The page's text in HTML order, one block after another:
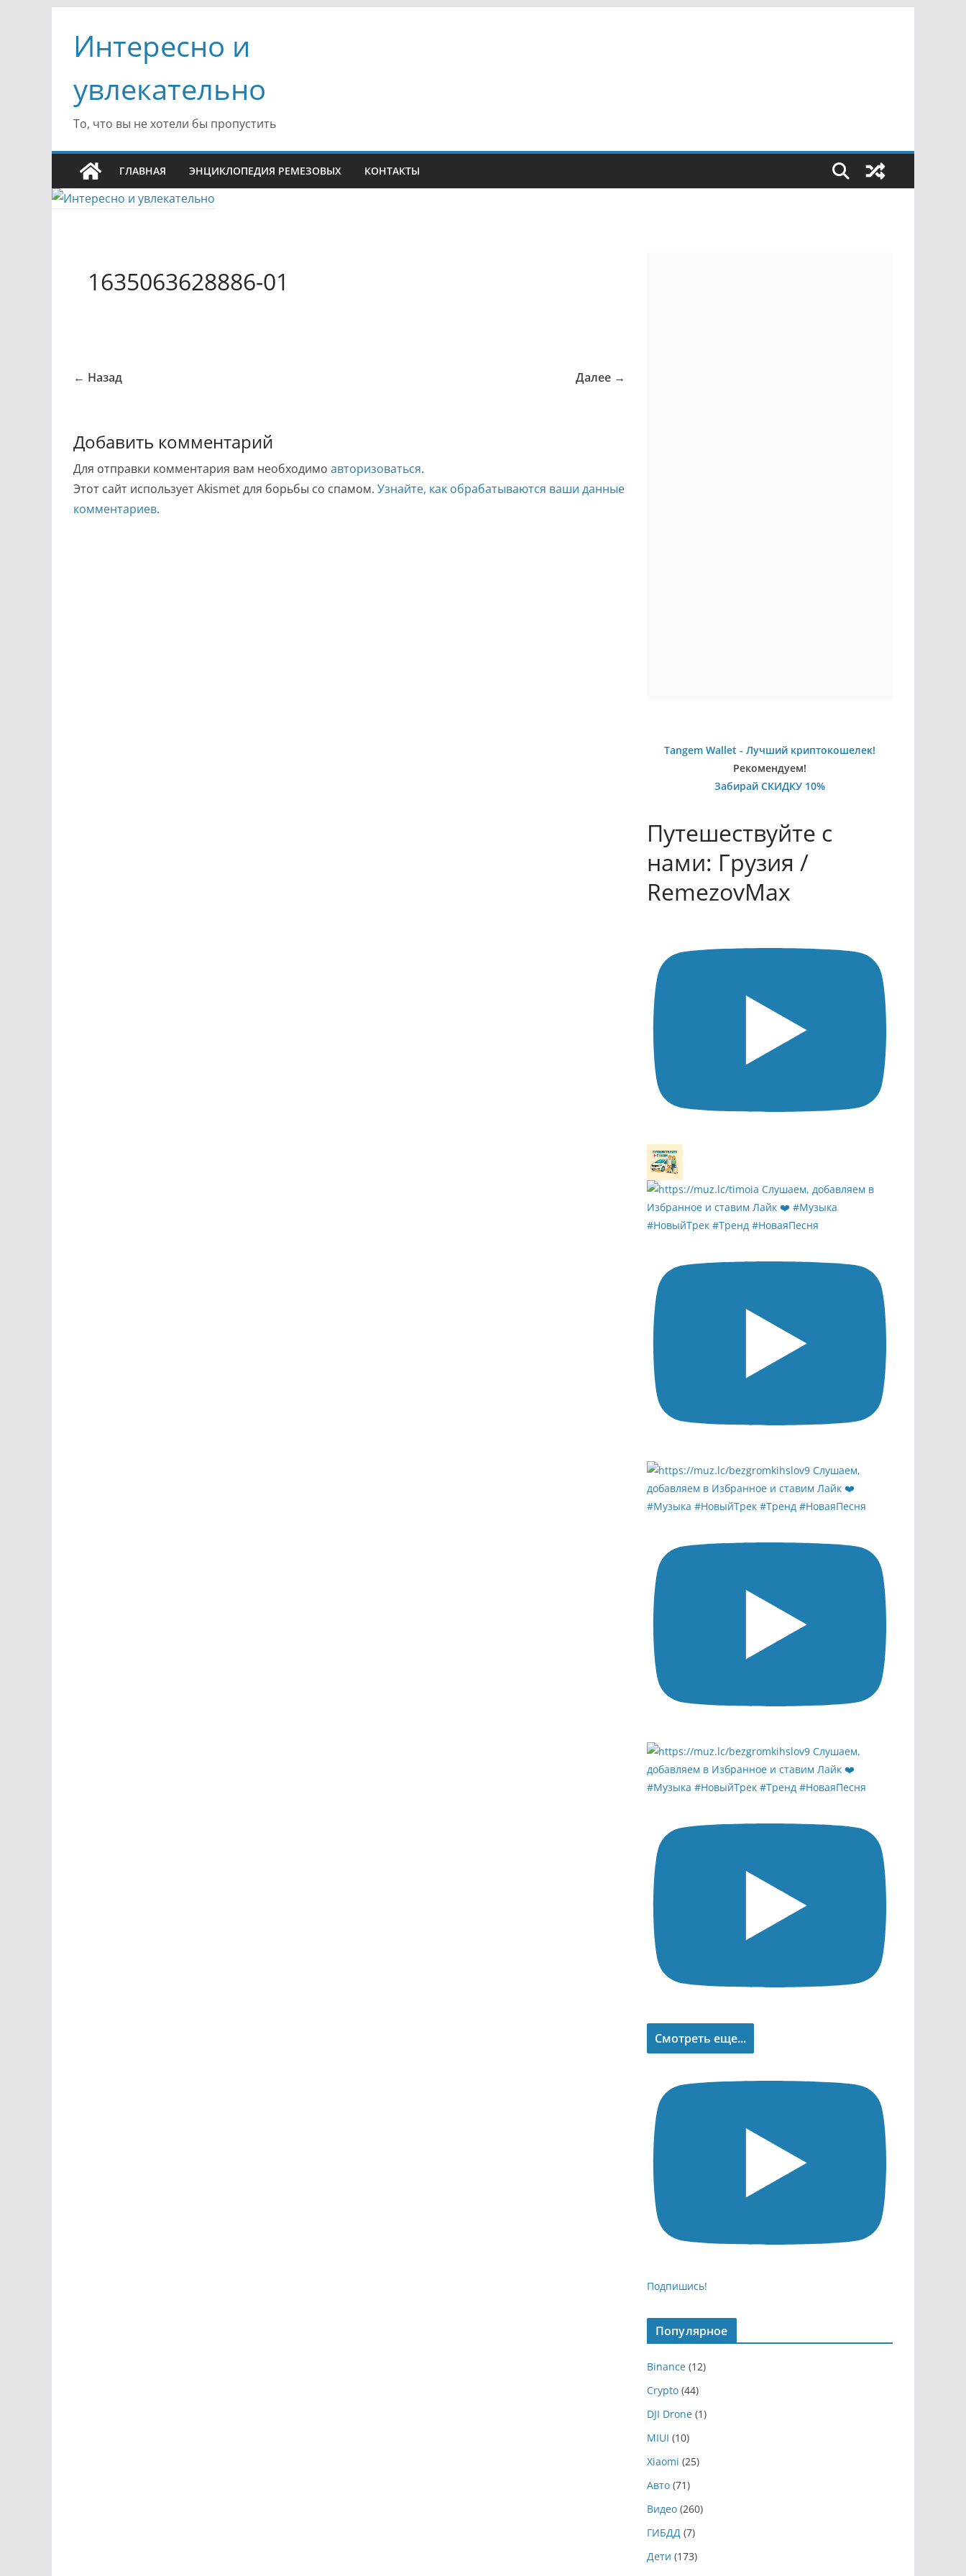
содержимому
Интересно и
увлекательно
То, что вы не хотели бы пропустить
ГЛАВНАЯ ЭНЦИКЛОПЕДИЯ РЕМЕЗОВЫХ КОНТАКТЫ
1635063628886-01
← Назад Далее →
Добавить комментарий
Для отправки комментария вам необходимо авторизоваться.
Этот сайт использует Akismet для борьбы со спамом. Узнайте, как обрабатываются ваши данные
комментариев.
Tangem Wallet - Лучший криптокошелек!
Рекомендуем!
Забирай СКИДКУ 10%
Путешествуйте с
нами: Грузия /
RemezovMax
Смотреть еще...
Подпишись!
Популярное
Binance (12)
Crypto (44)
DJI Drone (1)
MIUI (10)
Xiaomi (25)
Авто (71)
Видео (260)
ГИБДД (7)
Дети (173)